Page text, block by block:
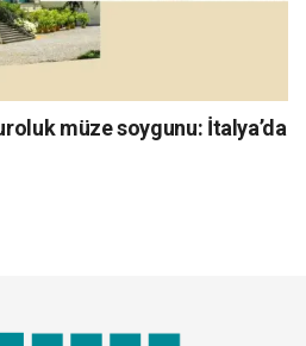
müze soygunu: İtalya’da